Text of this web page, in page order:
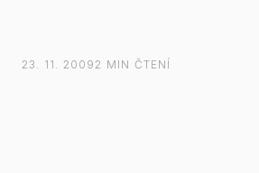
23. 11. 20092 MIN ČTENÍ